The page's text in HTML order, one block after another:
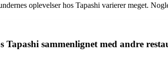
oplevelser hos Tapashi varierer meget.
Tapashi sammenlignet med andre